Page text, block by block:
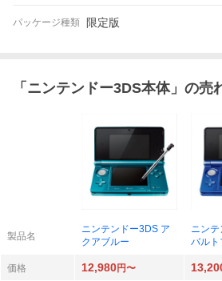
パッケージ種類 限定版
「 ニンテンドー3DS本体」の売
製品名
ニンテンドー3DS ア
クアブルー
ニン
バルト
価格 12,980円〜